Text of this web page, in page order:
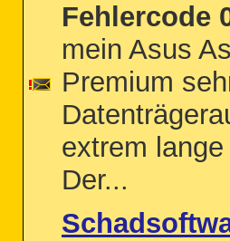
Fehlercode
mein Asus
Premium
extrem
Der...